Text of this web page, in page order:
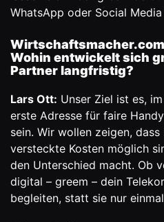
WhatsApp oder Social
Wohin entwickelt sich
Partner langfristig?
Lars Ott: Unser Ziel ist es,
erste Adresse für faire
sein. Wir wollen zeigen,
versteckte Kosten möglich
den Unterschied macht. Ob
digital – greem – dein
begleiten, statt sie nur